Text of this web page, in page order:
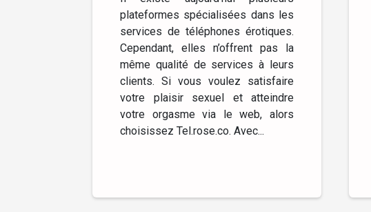
plateformes spécialisées dans les
services de téléphones érotiques.
Cependant, elles n’offrent pas la
même qualité de services à leurs
clients. Si vous voulez satisfaire
votre plaisir sexuel et atteindre
votre orgasme via le web, alors
choisissez Tel.rose.co. Avec...